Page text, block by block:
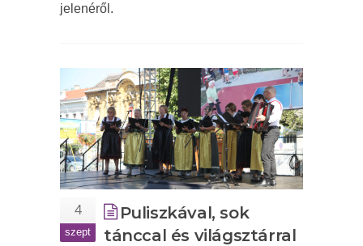
jelenéről.
4
szept
Puliszkával, sok
tánccal és világsztárral